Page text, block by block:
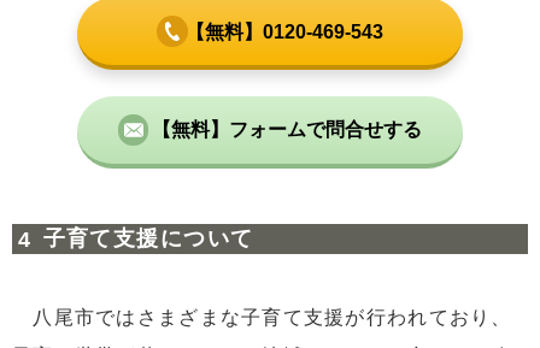
【無料】0120-469-543
【無料】フォームで問合せする
子育て支援について
八尾市ではさまざまな子育て支援が行われており、